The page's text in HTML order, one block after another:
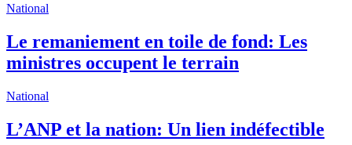
National
Le remaniement en toile de fond: Les
ministres occupent le terrain
National
L’ANP et la nation: Un lien indéfectible